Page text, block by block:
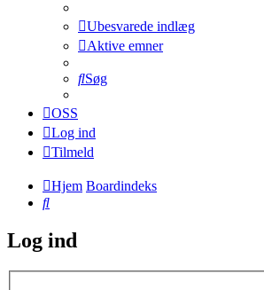
Ubesvarede indlæg
Aktive emner
Søg
OSS
Log ind
Tilmeld
Hjem Boardindeks
Søg
Log ind